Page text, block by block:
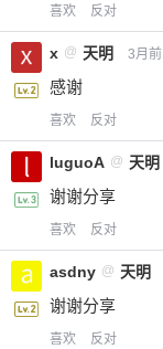
喜欢 反对
x @ 天明 3月前
感谢
喜欢 反对
luguoA @ 天明
谢谢分享
喜欢 反对
asdny @ 天明
谢谢分享
喜欢 反对